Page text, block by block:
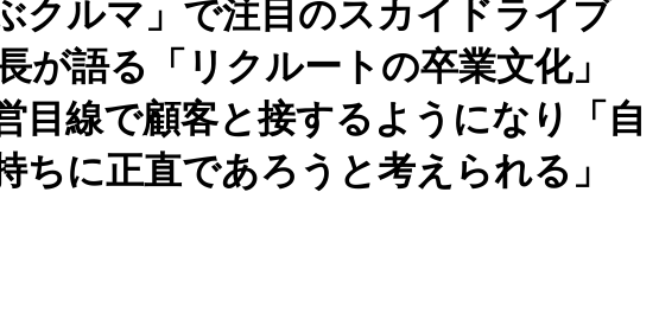
クルマ」で注目のスカイドライブ
が語る「リクルートの卒業文化」
目線で顧客と接するようになり「自
ちに正直であろうと考えられる」